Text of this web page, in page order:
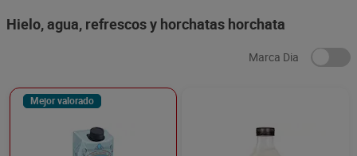
Hielo, agua, refrescos y horchatas horchata
Marca Dia
Mejor valorado